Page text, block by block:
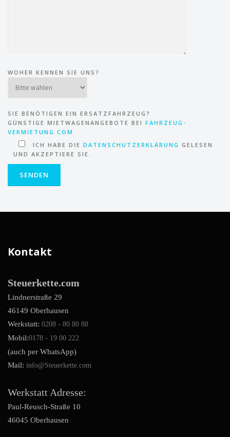
WOHER KENNEN SIE UNS?
SIE BENÖTIGEN EIN ERSATZFAHRZEUG?
GÜNSTIGE MIETWAGENANGEBOTE BEI FAHRZEUG-
VERMIETUNG.COM
ICH HABE DIE DATENSCHUTZERKLÄRUNG GELESEN
UND AKZEPTIERE SIE.
Kontakt
Steuerkette.com
Lindnerstraße 29
46149 Oberhausen
Werkstatt: 0208 - 80 80 88
Mobil:0178 - 19 00 222
(auch per WhatsApp)
Mail: info@Steuerkette.com
Werkstatt Adresse:
Paul-Reusch-Straße 10
46045 Oberhausen